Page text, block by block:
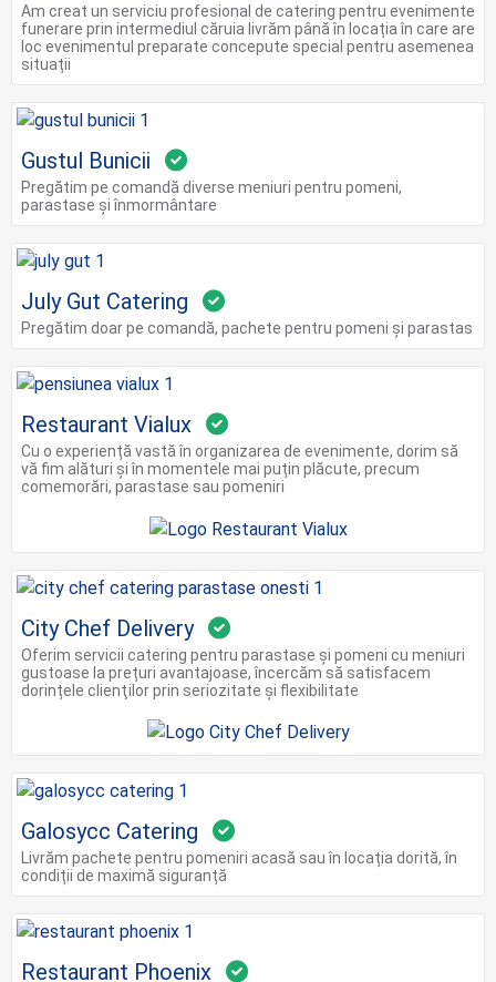
Am creat un serviciu profesional de catering pentru evenimente
funerare prin intermediul căruia livrăm până în locația în care are
loc evenimentul preparate concepute special pentru asemenea
situații
Gustul Bunicii
Pregătim pe comandă diverse meniuri pentru pomeni,
parastase și înmormântare
July Gut Catering
Pregătim doar pe comandă, pachete pentru pomeni și parastas
Restaurant Vialux
Cu o experiență vastă în organizarea de evenimente, dorim să
vă fim alături și în momentele mai puțin plăcute, precum
comemorări, parastase sau pomeniri
City Chef Delivery
Oferim servicii catering pentru parastase și pomeni cu meniuri
gustoase la prețuri avantajoase, încercăm să satisfacem
dorințele clienţilor prin seriozitate și flexibilitate
Galosycc Catering
Livrăm pachete pentru pomeniri acasă sau în locația dorită, în
condiții de maximă siguranță
Restaurant Phoenix